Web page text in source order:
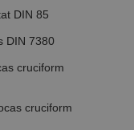
DIN 85
DIN 7380
cruciform
cruciform